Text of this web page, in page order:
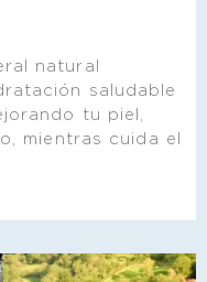
natural
saludable
tu piel,
mientras cuida el